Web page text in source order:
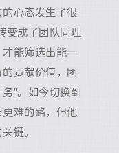
心态发生了很
变成了团队同理
能筛选出能一
贡献价值，团
”。如今切换到
难的路，但他
键。